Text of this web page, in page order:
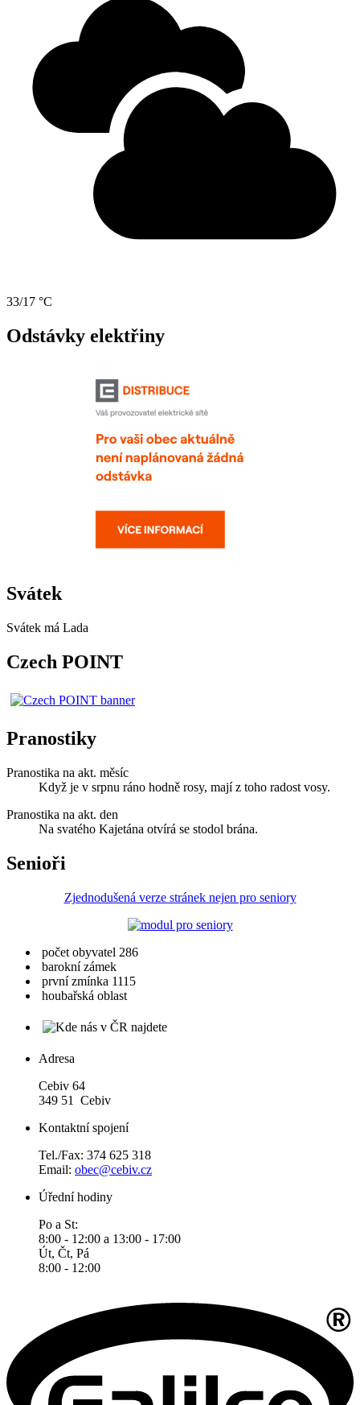
33/17 °C
Odstávky elektřiny
Svátek
Svátek má Lada
Czech POINT
Pranostiky
Pranostika na akt. měsíc
Když je v srpnu ráno hodně rosy, mají z toho radost vosy.
Pranostika na akt. den
Na svatého Kajetána otvírá se stodol brána.
Senioři
Zjednodušená verze stránek nejen pro seniory
počet obyvatel 286
barokní zámek
první zmínka 1115
houbařská oblast
Adresa
Cebiv 64
349 51 Cebiv
Kontaktní spojení
Tel./Fax: 374 625 318
Email: obec@cebiv.cz
Úřední hodiny
Po a St:
8:00 - 12:00 a 13:00 - 17:00
Út, Čt, Pá
8:00 - 12:00